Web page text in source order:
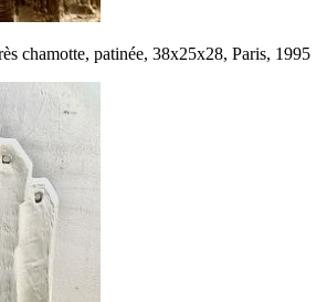
chamotte, patinée, 38x25x28, Paris, 1995